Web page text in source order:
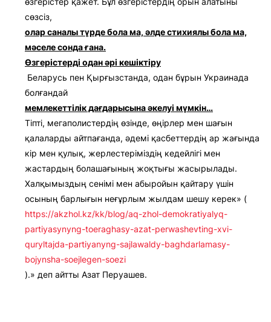
сөзсіз,
олар саналы түрде бола ма, әлде стихиялы бола ма,
мәселе сонда ғана.
Өзгерістерді одан әрі кешіктіру
Беларусь пен Қырғызстанда, одан бұрын Украинада
болғандай
мемлекеттілік дағдарысына әкелуі мүмкін…
Тіпті, мегаполистердің өзінде, өңірлер мен шағын
қалаларды айтпағанда, әдемі қасбеттердің ар жағында
кір мен қулық, жерлестеріміздің кедейлігі мен
жастардың болашағының жоқтығы жасырылады.
Халқымыздың сенімі мен абыройын қайтару үшін
осының барлығын неғұрлым жылдам шешу керек» (
https://akzhol.kz/kk/blog/aq-zhol-demokratiyalyq-
partiyasynyng-toeraghasy-azat-perwashevting-xvi-
quryltajda-partiyanyng-sajlawaldy-baghdarlamasy-
bojynsha-soejlegen-soezi
).» деп айтты Азат Перуашев.